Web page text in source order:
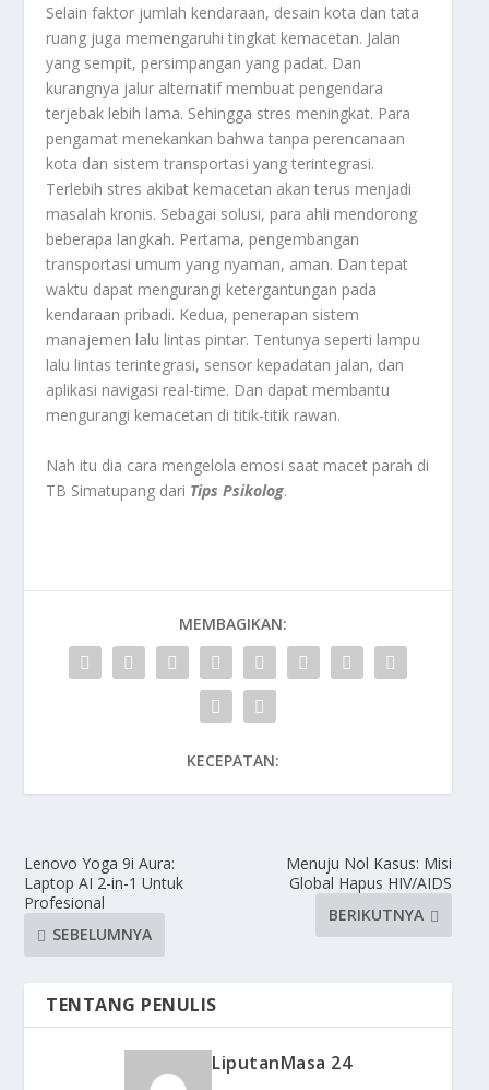
Selain faktor jumlah kendaraan, desain kota dan tata
ruang juga memengaruhi tingkat kemacetan. Jalan
yang sempit, persimpangan yang padat. Dan
kurangnya jalur alternatif membuat pengendara
terjebak lebih lama. Sehingga stres meningkat. Para
pengamat menekankan bahwa tanpa perencanaan
kota dan sistem transportasi yang terintegrasi.
Terlebih stres akibat kemacetan akan terus menjadi
masalah kronis. Sebagai solusi, para ahli mendorong
beberapa langkah. Pertama, pengembangan
transportasi umum yang nyaman, aman. Dan tepat
waktu dapat mengurangi ketergantungan pada
kendaraan pribadi. Kedua, penerapan sistem
manajemen lalu lintas pintar. Tentunya seperti lampu
lalu lintas terintegrasi, sensor kepadatan jalan, dan
aplikasi navigasi real-time. Dan dapat membantu
mengurangi kemacetan di titik-titik rawan.
Nah itu dia cara mengelola emosi saat macet parah di
TB Simatupang dari Tips Psikolog.
MEMBAGIKAN:
KECEPATAN:
Lenovo Yoga 9i Aura:
Laptop AI 2-in-1 Untuk
Profesional
SEBELUMNYA
Menuju Nol Kasus: Misi
Global Hapus HIV/AIDS
BERIKUTNYA
TENTANG PENULIS
LiputanMasa 24